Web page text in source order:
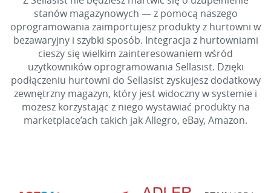
stanów magazynowych — z pomocą naszego
oprogramowania zaimportujesz produkty z hurtowni w
bezawaryjny i szybki sposób. Integracja z hurtowniami
cieszy się wielkim zainteresowaniem wśród
użytkowników oprogramowania Sellasist. Dzięki
podłączeniu hurtowni do Sellasist zyskujesz dodatkowy
zewnętrzny magazyn, który jest widoczny w systemie i
możesz korzystając z niego wystawiać produkty na
marketplace’ach takich jak Allegro, eBay, Amazon.